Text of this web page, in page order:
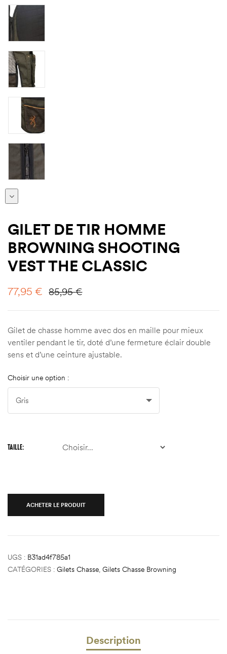
GILET DE TIR HOMME
BROWNING SHOOTING
VEST THE CLASSIC
85,95€
77,95 €
Gilet de chasse homme avec dos en maille pour mieux
ventiler pendant le tir, doté d’une fermeture éclair double
sens et d’une ceinture ajustable.
Choisir une option :
TAILLE
ACHETER LE PRODUIT
UGS : B31ad4f785a1
CATÉGORIES : Gilets Chasse, Gilets Chasse Browning
Description